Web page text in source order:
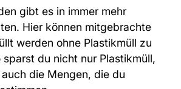
gibt es in immer mehr
Hier können mitgebrachte
werden ohne Plastikmüll zu
sparst du nicht nur Plastikmüll,
die Mengen, die du